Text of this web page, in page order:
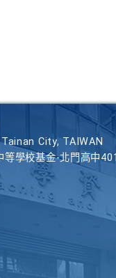
City, TAIWAN
學校基金-北門高中